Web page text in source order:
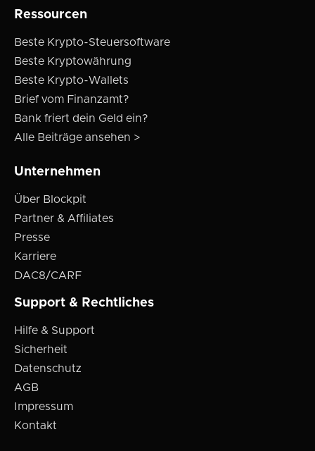
Ressourcen
Beste Krypto-Steuersoftware
Beste Kryptowährung
Beste Krypto-Wallets
Brief vom Finanzamt?
Bank friert dein Geld ein?
Alle Beiträge ansehen >
Unternehmen
Über Blockpit
Partner & Affiliates
Presse
Karriere
DAC8/CARF
Support & Rechtliches
Hilfe & Support
Sicherheit
Datenschutz
AGB
Impressum
Kontakt